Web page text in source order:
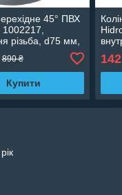
45° ПВХ
різьба, d75 мм,
890 ₴
Купити
142